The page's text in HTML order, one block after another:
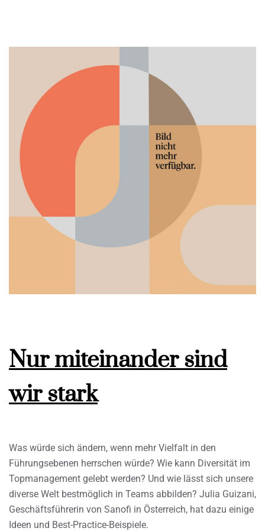
Nur miteinander sind
wir stark
Was würde sich ändern, wenn mehr Vielfalt in den
Führungsebenen herrschen würde? Wie kann Diversität im
Topmanagement gelebt werden? Und wie lässt sich unsere
diverse Welt bestmöglich in Teams abbilden? Julia Guizani,
Geschäftsführerin von Sanofi in Österreich, hat dazu einige
Ideen und Best-Practice-Beispiele.